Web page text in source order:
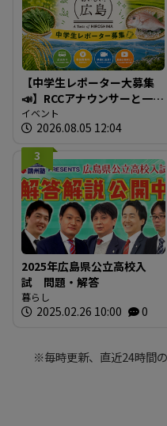
【中学生レポーター大募集
📣】RCCアナウンサーと一緒
に「広島の食」の現場を取
材しよう！
イベント
2026.08.05 12:04
3
2025年広島県公立高校入
試 問題・解答
暮らし
2025.02.26 10:00 0
※毎時更新、直近24時間